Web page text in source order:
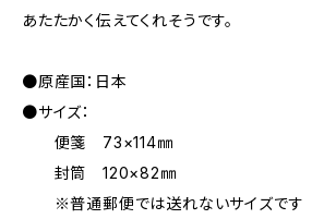
あたたかく伝えてくれそうです。
●原産国：日本
●サイズ：
便箋 73×114㎜
封筒 120×82㎜
※普通郵便では送れないサイズです